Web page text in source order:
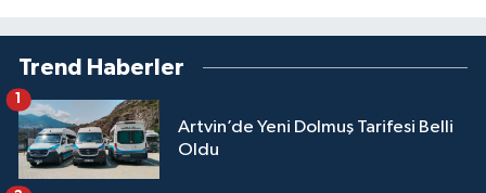
Trend Haberler
Artvin’de Yeni Dolmuş Tarifesi Belli
Oldu
1